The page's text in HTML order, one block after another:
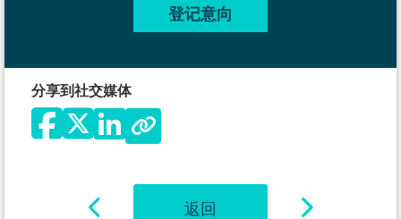
登记意向
分享到社交媒体
返回